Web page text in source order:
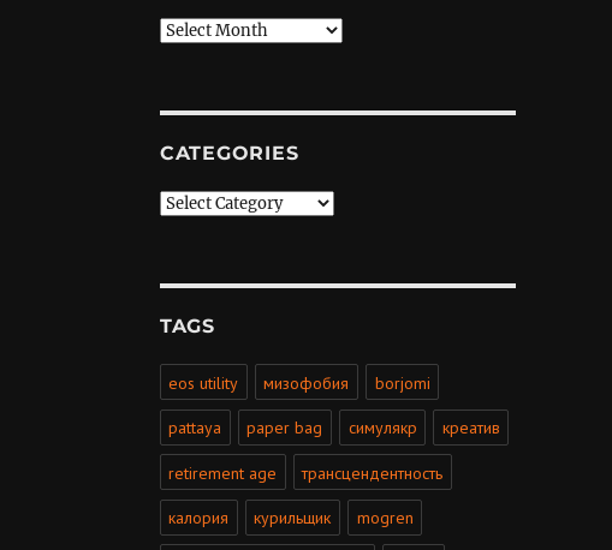
Archives
CATEGORIES
Categories
TAGS
eos utility мизофобия borjomi
pattaya paper bag симулякр креатив
retirement age трансцендентность
калория курильщик mogren